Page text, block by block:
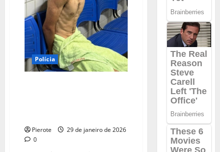
advogado
que
matou
mulher
em
carro
de
luxo
no
Piauí
Polícia
Pierote
29 de janeiro de 2026
0